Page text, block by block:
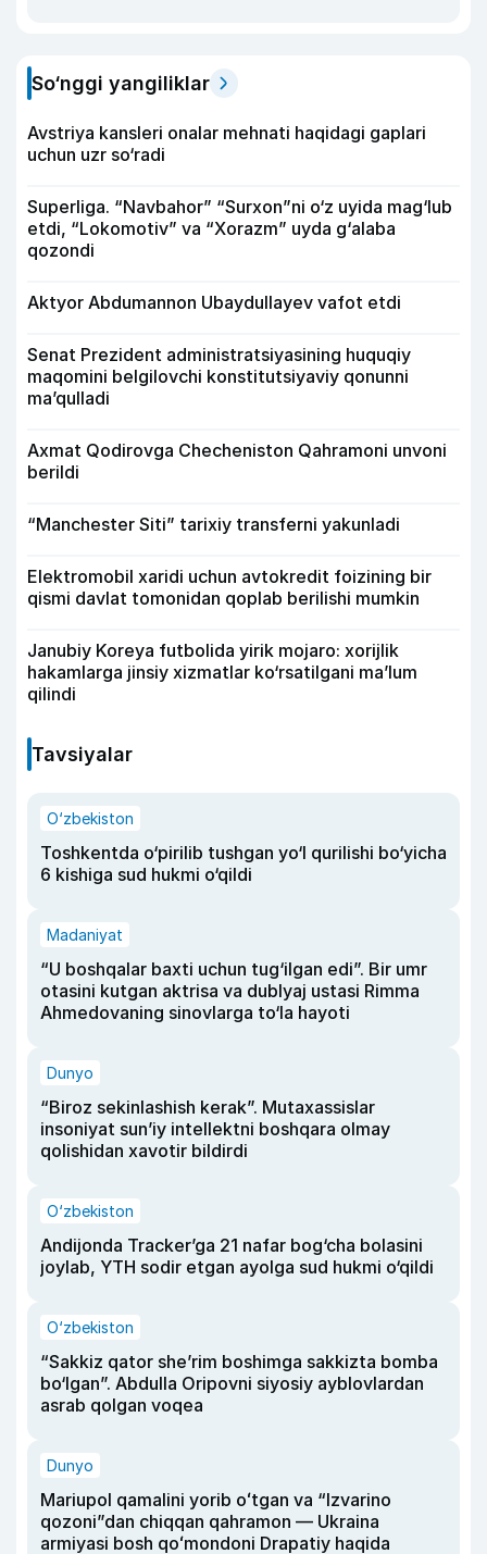
So‘nggi yangiliklar
Avstriya kansleri onalar mehnati haqidagi gaplari
uchun uzr so‘radi
Superliga. “Navbahor” “Surxon”ni o‘z uyida mag‘lub
etdi, “Lokomotiv” va “Xorazm” uyda g‘alaba
qozondi
Aktyor Abdu­mannon Ubaydullayev vafot etdi
Senat Prezident administratsiyasining huquqiy
maqomini belgilovchi konstitutsiyaviy qonunni
ma’qulladi
Axmat Qodirovga Checheniston Qahramoni unvoni
berildi
“Manchester Siti” tarixiy transferni yakunladi
Elektromobil xaridi uchun avtokredit foizining bir
qismi davlat tomonidan qoplab berilishi mumkin
Janubiy Koreya futbolida yirik mojaro: xorijlik
hakamlarga jinsiy xizmatlar ko‘rsatilgani ma’lum
qilindi
Tavsiyalar
O‘zbekiston
Toshkentda o‘pirilib tushgan yo‘l qurilishi bo‘yicha
6 kishiga sud hukmi o‘qildi
Madaniyat
“U boshqalar baxti uchun tug‘ilgan edi”. Bir umr
otasini kutgan aktrisa va dublyaj ustasi Rimma
Ahmedovaning sinovlarga to‘la hayoti
Dunyo
“Biroz sekinlashish kerak”. Mutaxassislar
insoniyat sun’iy intellektni boshqara olmay
qolishidan xavotir bildirdi
O‘zbekiston
Andijonda Tracker’ga 21 nafar bog‘cha bolasini
joylab, YTH sodir etgan ayolga sud hukmi o‘qildi
O‘zbekiston
“Sakkiz qator she’rim boshimga sakkizta bomba
bo‘lgan”. Abdulla Oripovni siyosiy ayblovlardan
asrab qolgan voqea
Dunyo
Mariupol qamalini yorib oʻtgan va “Izvarino
qozoni”dan chiqqan qahramon — Ukraina
armiyasi bosh qoʻmondoni Drapatiy haqida